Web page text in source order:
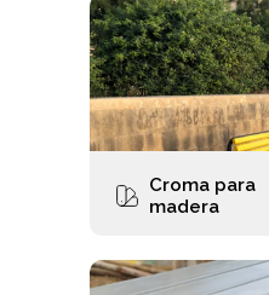
Croma para
madera